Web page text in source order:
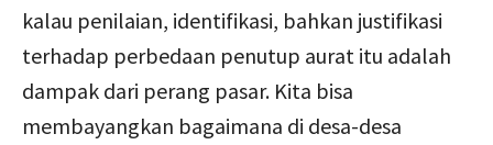
kalau penilaian, identifikasi, bahkan justifikasi
terhadap perbedaan penutup aurat itu adalah
dampak dari perang pasar. Kita bisa
membayangkan bagaimana di desa-desa